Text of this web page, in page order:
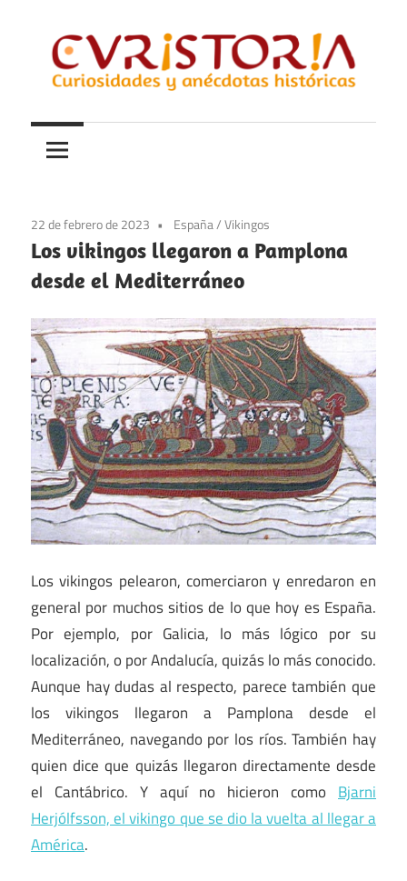
contenido
Curistoria
y
anécdotas
historia
22 de febrero de 2023 España/Vikingos
Los vikingos llegaron a Pamplona
desde el Mediterráneo
Los vikingos pelearon, comerciaron y enredaron en
general por muchos sitios de lo que hoy es España.
Por ejemplo, por Galicia, lo más lógico por su
localización, o por Andalucía, quizás lo más conocido.
Aunque hay dudas al respecto, parece también que
los vikingos llegaron a Pamplona desde el
Mediterráneo, navegando por los ríos. También hay
quien dice que quizás llegaron directamente desde
el Cantábrico. Y aquí no hicieron como Bjarni
Herjólfsson, el vikingo que se dio la vuelta al llegar a
América.